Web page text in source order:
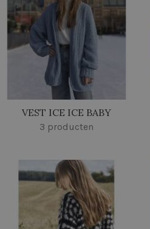
VEST ICE ICE BABY
3 producten